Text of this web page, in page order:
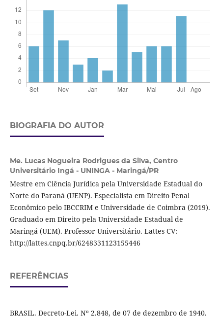
BIOGRAFIA DO AUTOR
Me. Lucas Nogueira Rodrigues da Silva, Centro
Universitário Ingá - UNINGA - Maringá/PR
Mestre em Ciência Jurídica pela Universidade Estadual do
Norte do Paraná (UENP). Especialista em Direito Penal
Econômico pelo IBCCRIM e Universidade de Coimbra (2019).
Graduado em Direito pela Universidade Estadual de
Maringá (UEM). Professor Universitário. Lattes CV:
http://lattes.cnpq.br/6248331123155446
REFERÊNCIAS
BRASIL. Decreto-Lei. Nº 2.848, de 07 de dezembro de 1940.